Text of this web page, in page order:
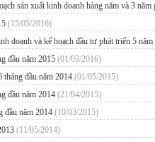
sản xuất kinh doanh hàng năm và 3 năm
(15/05/2016)
doanh và kế hoạch đầu tư phát triển 5
đầu năm 2015 (01/03/2016)
đầu năm 2014 (01/05/2015)
đầu năm 2014 (21/04/2015)
đầu năm 2014 (10/03/2015)
(11/05/2014)